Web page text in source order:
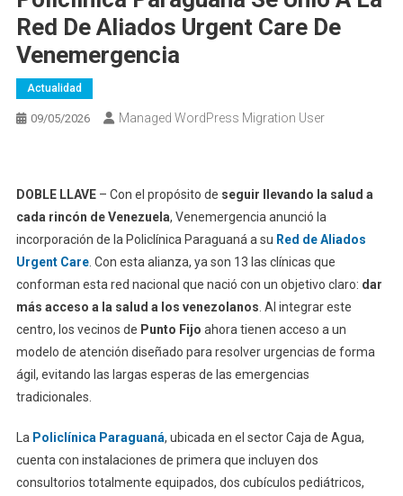
Red De Aliados Urgent Care De
Venemergencia
Actualidad
09/05/2026 Managed WordPress Migration User
DOBLE LLAVE– Con el propósito de seguir llevando la salud a
cada rincón de Venezuela, Venemergencia anunció la
incorporación de la Policlínica Paraguaná a su Red de Aliados
Urgent Care. Con esta alianza, ya son 13 las clínicas que
conforman esta red nacional que nació con un objetivo claro: dar
más acceso a la salud a los venezolanos . Al integrar este
centro, los vecinos de Punto Fijo ahora tienen acceso a un
modelo de atención diseñado para resolver urgencias de forma
ágil, evitando las largas esperas de las emergencias
tradicionales.
La Policlínica Paraguaná, ubicada en el sector Caja de Agua,
cuenta con instalaciones de primera que incluyen dos
consultorios totalmente equipados, dos cubículos pediátricos,